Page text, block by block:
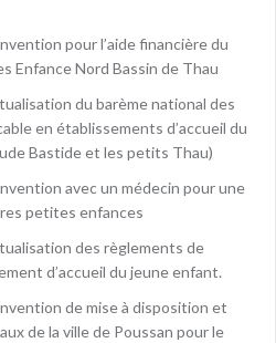
pour l’aide financière du
Enfance Nord Bassin de Thau
du barème national des
en établissements d’accueil du
Bastide et les petits Thau)
avec un médecin pour une
petites enfances
des règlements de
d’accueil du jeune enfant.
de mise à disposition et
de la ville de Poussan pour le